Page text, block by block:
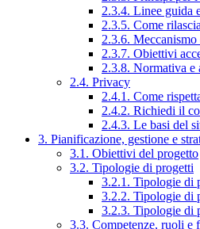
2.3.4. Linee guida
2.3.5. Come
2.3.6.
2.3.7. Obiettivi
2.3.8. Normativa e
2.4. Privacy
2.4.1. Come
2.4.2. Richiedi il
2.4.3. Le basi del
3. Pianificazione, gestione e
3.1. Obiettivi del progetto
3.2. Tipologie di progetti
3.2.1. Tipologie di
3.2.2. Tipologie di
3.2.3. Tipologie di
3.3. Competenze, ruoli e